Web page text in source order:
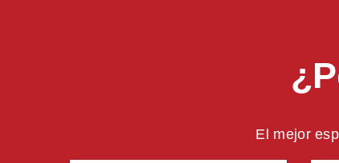
El mejor